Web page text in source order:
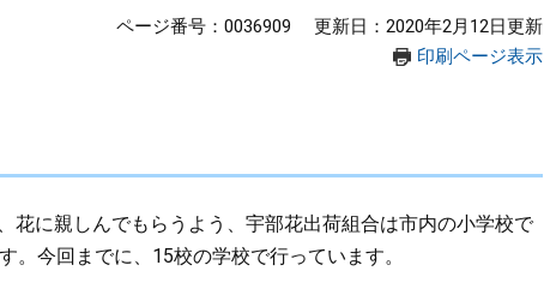
ページ番号：0036909
更新日：2020年2月12日更新
印刷ページ表示
花に親しんでもらうよう、宇部花出荷組合は市内の小学校で
今回までに、15校の学校で行っています。